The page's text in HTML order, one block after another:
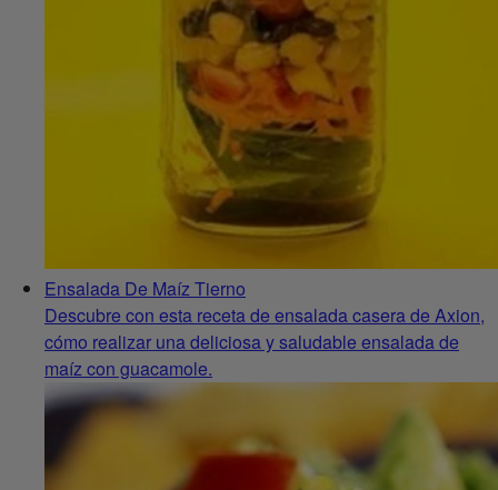
Ensalada De Maíz Tierno
Descubre con esta receta de ensalada casera de Axion,
cómo realizar una deliciosa y saludable ensalada de
maíz con guacamole.